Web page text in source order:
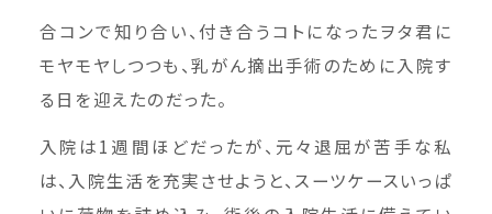
合コンで知り合い、付き合うコトになったヲタ君に
モヤモヤしつつも、乳がん摘出手術のために入院す
る日を迎えたのだった。
入院は1週間ほどだったが、元々退屈が苦手な私
は、入院生活を充実させようと、スーツケースいっぱ